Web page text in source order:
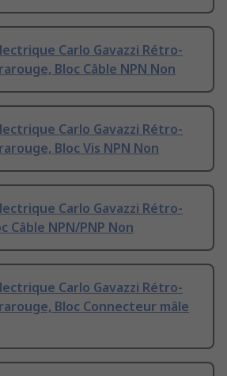
Carlo Gavazzi Rétro-
Bloc Câble NPN Non
Carlo Gavazzi Rétro-
Bloc Vis NPN Non
Carlo Gavazzi Rétro-
Câble NPN/PNP Non
Carlo Gavazzi Rétro-
Bloc Connecteur mâle